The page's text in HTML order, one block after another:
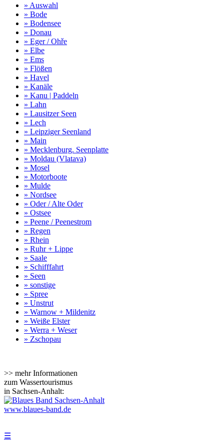
» Auswahl
» Bode
» Bodensee
» Donau
» Eger / Ohře
» Elbe
» Ems
» Flößen
» Havel
» Kanäle
» Kanu | Paddeln
» Lahn
» Lausitzer Seen
» Lech
» Leipziger Seenland
» Main
» Mecklenburg. Seenplatte
» Moldau (Vlatava)
» Mosel
» Motorboote
» Mulde
» Nordsee
» Oder / Alte Oder
» Ostsee
» Peene / Peenestrom
» Regen
» Rhein
» Ruhr + Lippe
» Saale
» Schifffahrt
» Seen
» sonstige
» Spree
» Unstrut
» Warnow + Mildenitz
» Weiße Elster
» Werra + Weser
» Zschopau
>> mehr Informationen
zum Wassertourismus
in Sachsen-Anhalt:
www.blaues-band.de
☰